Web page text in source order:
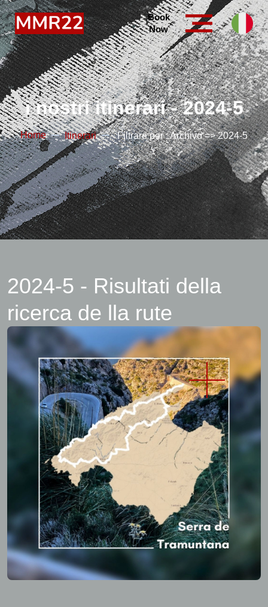
Book
Now
i nostri itinerari - 2024-5
Home Itinerari Filtrare per : Archivo => 2024-5
2024-5 - Risultati della
ricerca de lla rute